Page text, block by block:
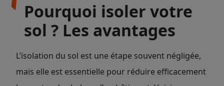
Pourquoi isoler votre
sol ? Les avantages
L’isolation du sol est une étape souvent négligée,
mais elle est essentielle pour réduire efficacement